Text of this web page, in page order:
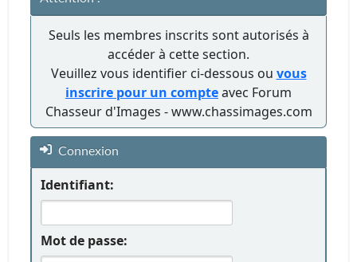
Seuls les membres inscrits sont autorisés à
accéder à cette section.
Veuillez vous identifier ci-dessous ou vous
inscrire pour un compteavec Forum
Chasseur d'Images - www.chassimages.com
Connexion
Identifiant:
Mot de passe: